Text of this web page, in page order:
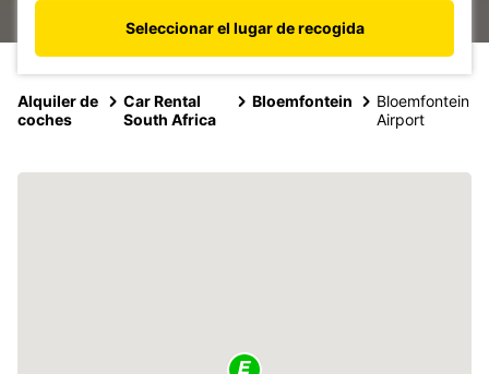
Seleccionar el lugar de recogida
Alquiler de
coches
Car Rental
South Africa
Bloemfontein
Bloemfontein
Airport